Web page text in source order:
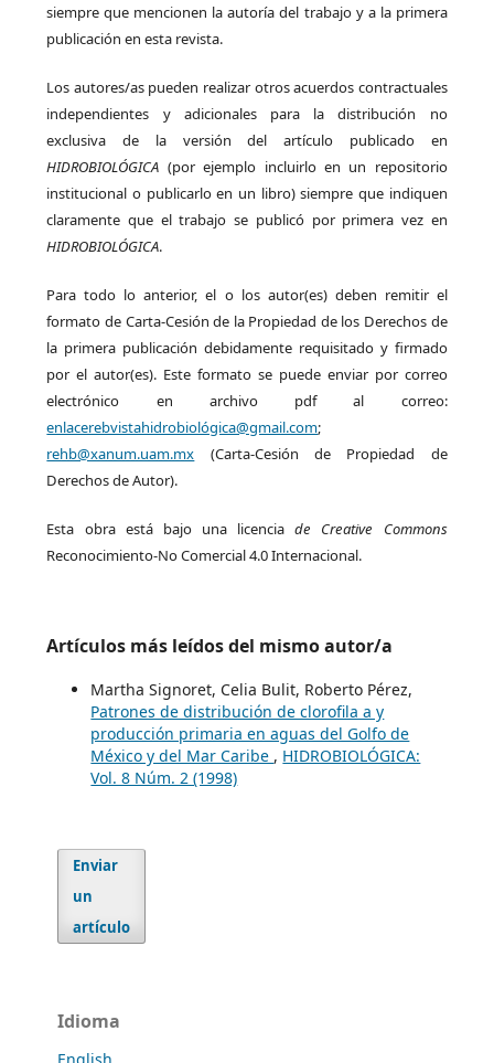
siempre que mencionen la autoría del trabajo y a la primera
publicación en esta revista.
Los autores/as pueden realizar otros acuerdos contractuales
independientes y adicionales para la distribución no
exclusiva de la versión del artículo publicado en
HIDROBIOLÓGICA (por ejemplo incluirlo en un repositorio
institucional o publicarlo en un libro) siempre que indiquen
claramente que el trabajo se publicó por primera vez en
HIDROBIOLÓGICA.
Para todo lo anterior, el o los autor(es) deben remitir el
formato de Carta-Cesión de la Propiedad de los Derechos de
la primera publicación debidamente requisitado y firmado
por el autor(es). Este formato se puede enviar por correo
electrónico en archivo pdf al correo:
enlacerebvistahidrobiológica@gmail.com;
rehb@xanum.uam.mx (Carta-Cesión de Propiedad de
Derechos de Autor).
Esta obra está bajo una licenciade Creative Commons
Reconocimiento-No Comercial 4.0 Internacional.
Artículos más leídos del mismo autor/a
Martha Signoret, Celia Bulit, Roberto Pérez,
Patrones de distribución de clorofila a y
producción primaria en aguas del Golfo de
México y del Mar Caribe , HIDROBIOLÓGICA:
Vol. 8 Núm. 2 (1998)
Enviar
un
artículo
Idioma